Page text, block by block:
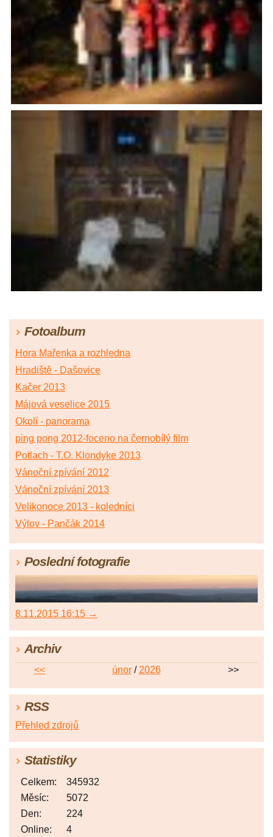
Fotoalbum
Hora Mařenka a rozhledna
Hradiště - Dašovice
Kačer 2013
Májová veselice 2015
Okolí - panorama
ping pong 2012-foceno na černobílý film
Potlach - T.O. Klondyke 2013
Vánoční zpívání 2012
Vánoční zpívání 2013
Velikonoce 2013 - koledníci
Výlov - Pančák 2014
Poslední fotografie
8.11.2015 16:15 →
Archiv
<< únor/2026 >>
RSS
Přehled zdrojů
Statistiky
Online: 4
Celkem:
345932
Měsíc:
5072
Den:
224